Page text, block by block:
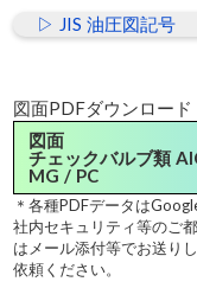
▷ JIS 油圧図記号
図面PDFダウンロード
図面
チェックバルブ類
MG / PC
インラインチェック
▷AIC-※-※-11 標準
▷AIC-※-※-11-C※ 標
＊各種PDFデータは
社内セキュリティ等のご
はメール添付等でお送り
依頼ください。